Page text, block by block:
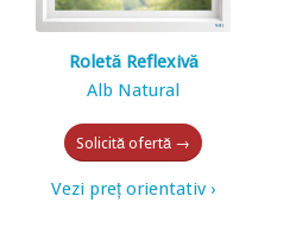
Roletă Reflexivă
Alb Natural
Solicită ofertă →
Vezi preț orientativ ›